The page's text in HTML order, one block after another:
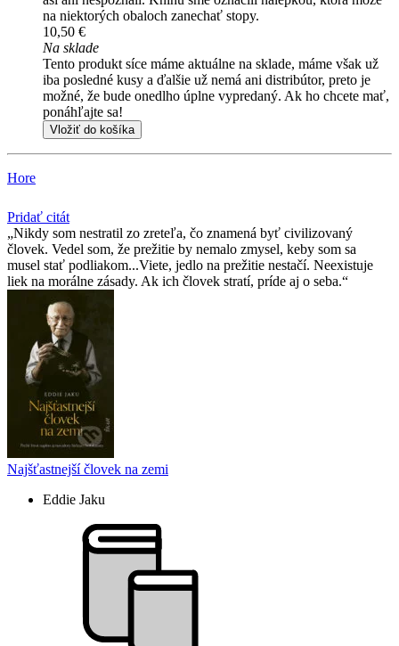
na niektorých obaloch zanechať stopy.
10,50 €
Na sklade
Tento produkt síce máme aktuálne na sklade, máme však už
iba posledné kusy a ďalšie už nemá ani distribútor, preto je
možné, že bude onedlho úplne vypredaný. Ak ho chcete mať,
ponáhľajte sa!
Vložiť do košíka
Hore
Pridať citát
Nikdy som nestratil zo zreteľa, čo znamená byť civilizovaný
človek. Vedel som, že prežitie by nemalo zmysel, keby som sa
musel stať podliakom...Viete, jedlo na prežitie nestačí. Neexistuje
liek na morálne zásady. Ak ich človek stratí, príde aj o seba.
Najšťastnejší človek na zemi
Eddie Jaku